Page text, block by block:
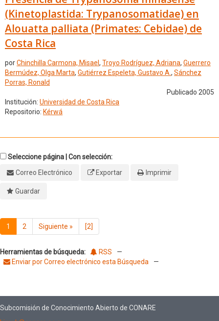
(Kinetoplastida: Trypanosomatidae) en
Alouatta palliata (Primates: Cebidae) de
Costa Rica
porChinchilla Carmona, Misael , Troyo Rodríguez, Adriana, Guerrero
Bermúdez, Olga Marta, Gutiérrez Espeleta, Gustavo A., Sánchez
Porras, Ronald
Publicado 2005
Institución: Universidad de Costa Rica
Repositorio: Kérwá
Seleccione página | Con selección:
Correo Electrónico
Exportar Imprimir
Guardar
1 2 Siguiente » [2]
Herramientas de búsqueda: RSS
—
Enviar por Correo electrónico esta Búsqueda
—
Subcomisión de Conocimiento Abierto de CONARE